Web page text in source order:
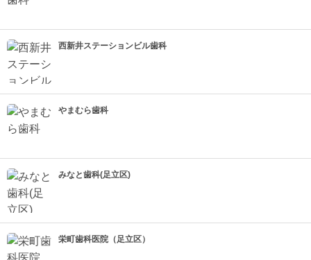
西新井ステーションビル歯科
やまむら歯科
みなと歯科(足立区)
栄町歯科医院（足立区）